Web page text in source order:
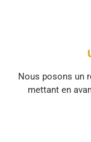
Nous posons un
mettant en